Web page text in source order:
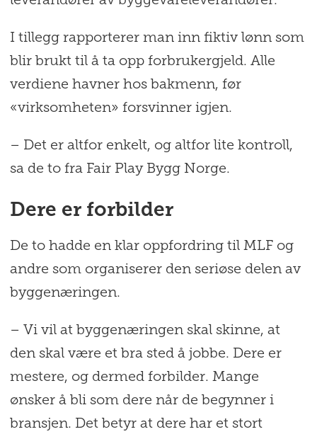
I tillegg rapporterer man inn fiktiv lønn som
blir brukt til å ta opp forbrukergjeld. Alle
verdiene havner hos bakmenn, før
«virksomheten» forsvinner igjen.
– Det er altfor enkelt, og altfor lite kontroll,
sa de to fra Fair Play Bygg Norge.
Dere er forbilder
De to hadde en klar oppfordring til MLF og
andre som organiserer den seriøse delen av
byggenæringen.
– Vi vil at byggenæringen skal skinne, at
den skal være et bra sted å jobbe. Dere er
mestere, og dermed forbilder. Mange
ønsker å bli som dere når de begynner i
bransjen. Det betyr at dere har et stort